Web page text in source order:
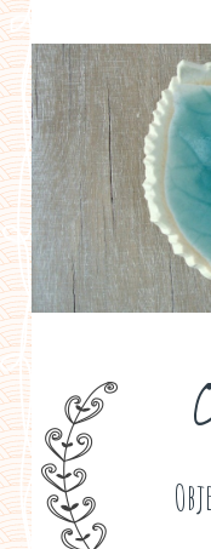
a propos
boutiques
contact
politique